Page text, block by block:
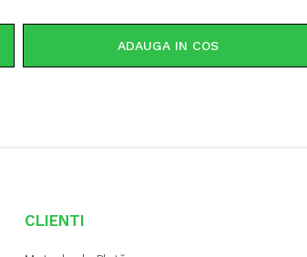
ADAUGA IN COS
CLIENTI